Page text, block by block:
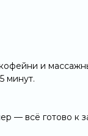
и
минут.
— всё готово к